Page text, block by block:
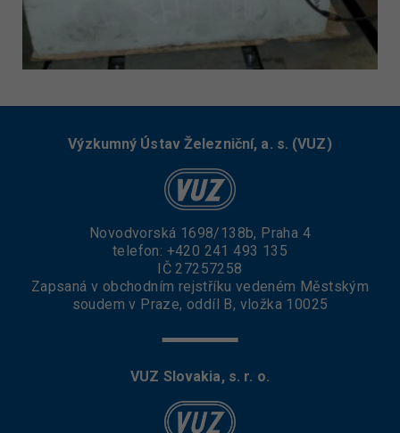
Výzkumný Ústav Železniční, a. s. (VUZ)
Novodvorská 1698/138b, Praha 4
telefon: +420 241 493 135
IČ 27257258
Zapsaná v obchodním rejstříku vedeném Městským
soudem v Praze, oddíl B, vložka 10025
VUZ Slovakia, s. r. o.